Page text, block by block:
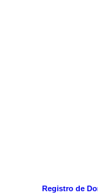
Registro de